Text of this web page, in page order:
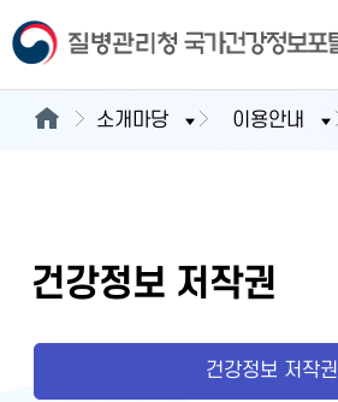
소개마당 이용안내
건강정보 저작권
건강정보 저작권